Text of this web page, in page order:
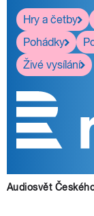
Hry a četby
Pohádky
Živé vysílání
Audiosvět